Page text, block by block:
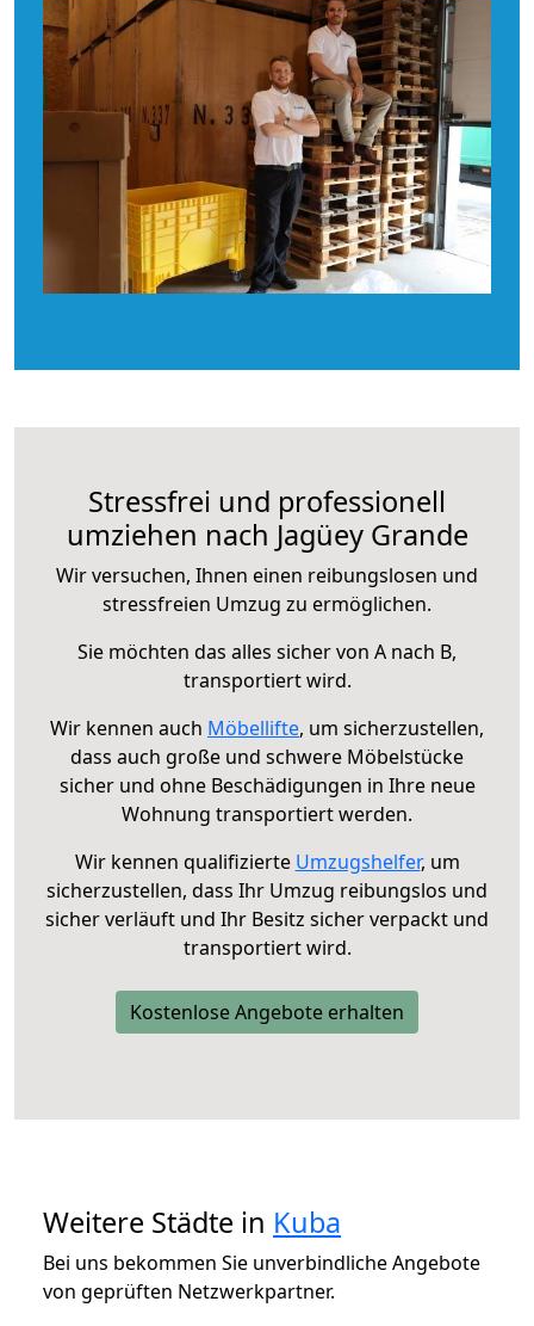
Stressfrei und professionell
umziehen nach Jagüey Grande
Wir versuchen, Ihnen einen reibungslosen und
stressfreien Umzug zu ermöglichen.
Sie möchten das alles sicher von A nach B,
transportiert wird.
Wir kennen auch Möbellifte, um sicherzustellen,
dass auch große und schwere Möbelstücke
sicher und ohne Beschädigungen in Ihre neue
Wohnung transportiert werden.
Wir kennen qualifizierte Umzugshelfer, um
sicherzustellen, dass Ihr Umzug reibungslos und
sicher verläuft und Ihr Besitz sicher verpackt und
transportiert wird.
Kostenlose Angebote erhalten
Weitere Städte in Kuba
Bei uns bekommen Sie unverbindliche Angebote
von geprüften Netzwerkpartner.